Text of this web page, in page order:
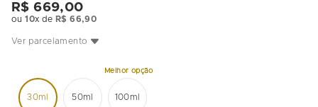
R$ 669,00
ou10x de R$ 66,90
Ver parcelamento
30ml 50ml 100ml